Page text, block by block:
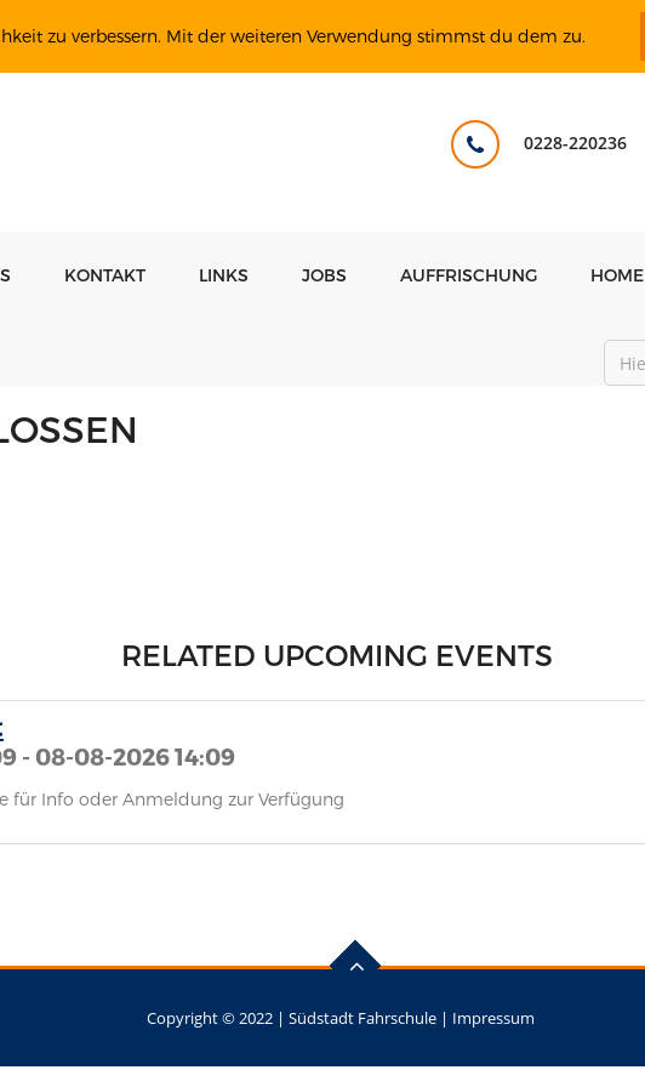
0228-220236
KONTAKT LINKS JOBS AUFFRISCHUNG HOME
RELATED UPCOMING EVENTS
- 08-08-2026 14:09
für Info oder Anmeldung zur Verfügung
Copyright © 2022 | Südstadt Fahrschule | Impressum
zu verbessern. Mit der weiteren Verwendung stimmst du dem zu.